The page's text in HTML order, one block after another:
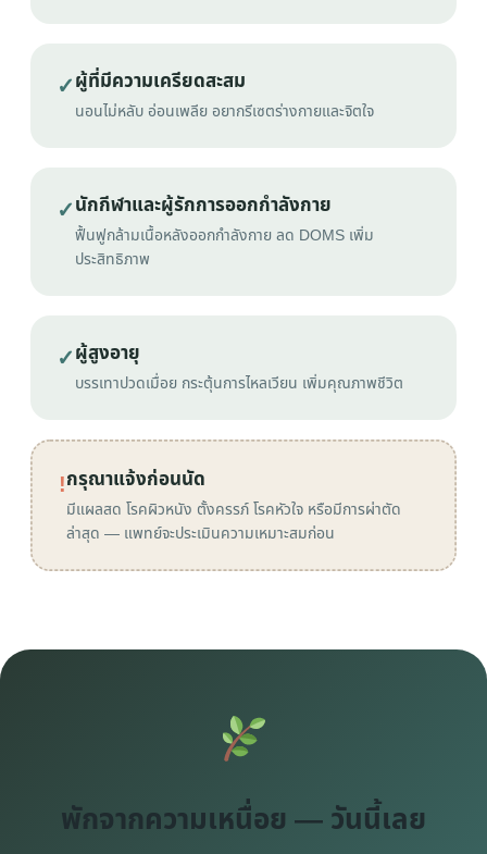
✓ผู้ที่มีความเครียดสะสม
นอนไม่หลับ อ่อนเพลีย อยากรีเซตร่างกายและจิตใจ
✓นักกีฬาและผู้รักการออกกำลังกาย
ฟื้นฟูกล้ามเนื้อหลังออกกำลังกาย ลด DOMS เพิ่ม
ประสิทธิภาพ
✓ผู้สูงอายุ
บรรเทาปวดเมื่อย กระตุ้นการไหลเวียน เพิ่มคุณภาพชีวิต
!กรุณาแจ้งก่อนนัด
มีแผลสด โรคผิวหนัง ตั้งครรภ์ โรคหัวใจ หรือมีการผ่าตัด
ล่าสุด — แพทย์จะประเมินความเหมาะสมก่อน
พักจากความเหนื่อย — วันนี้เลย